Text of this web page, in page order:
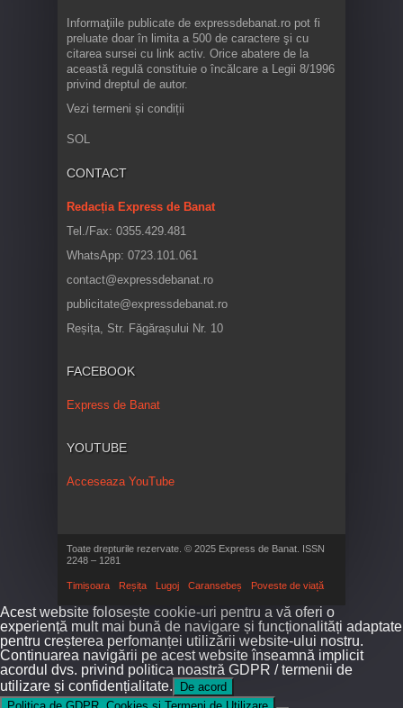
Informaţiile publicate de expressdebanat.ro pot fi
preluate doar în limita a 500 de caractere şi cu
citarea sursei cu link activ. Orice abatere de la
această regulă constituie o încălcare a Legii 8/1996
privind dreptul de autor.
Vezi termeni și condiții
SOL
CONTACT
Redacția Express de Banat
Tel./Fax: 0355.429.481
WhatsApp: 0723.101.061
contact@expressdebanat.ro
publicitate@expressdebanat.ro
Reșița, Str. Făgărașului Nr. 10
FACEBOOK
Express de Banat
YOUTUBE
Acceseaza YouTube
Toate drepturile rezervate. © 2025 Express de Banat. ISSN
2248 – 1281
Timișoara Reșița Lugoj Caransebeș Poveste de viață
Acest website folosește cookie-uri pentru a vă oferi o
experiență mult mai bună de navigare și funcționalități adaptate
pentru creșterea perfomanței utilizării website-ului nostru.
Continuarea navigării pe acest website înseamnă implicit
acordul dvs. privind politica noastră GDPR / termenii de
utilizare și confidențialitate.
De acord